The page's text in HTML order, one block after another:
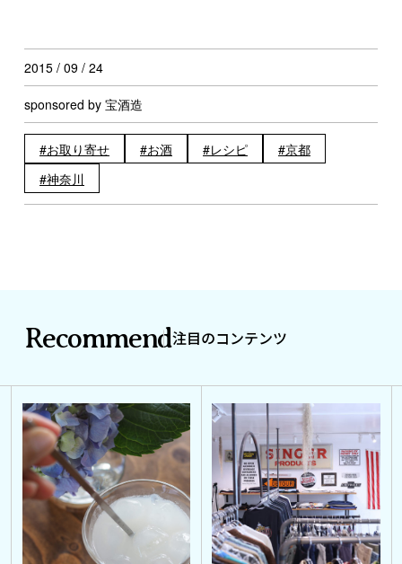
2015 / 09 / 24
sponsored by 宝酒造
お取り寄せ お酒 レシピ
京都
神奈川
Recommend注目のコンテンツ